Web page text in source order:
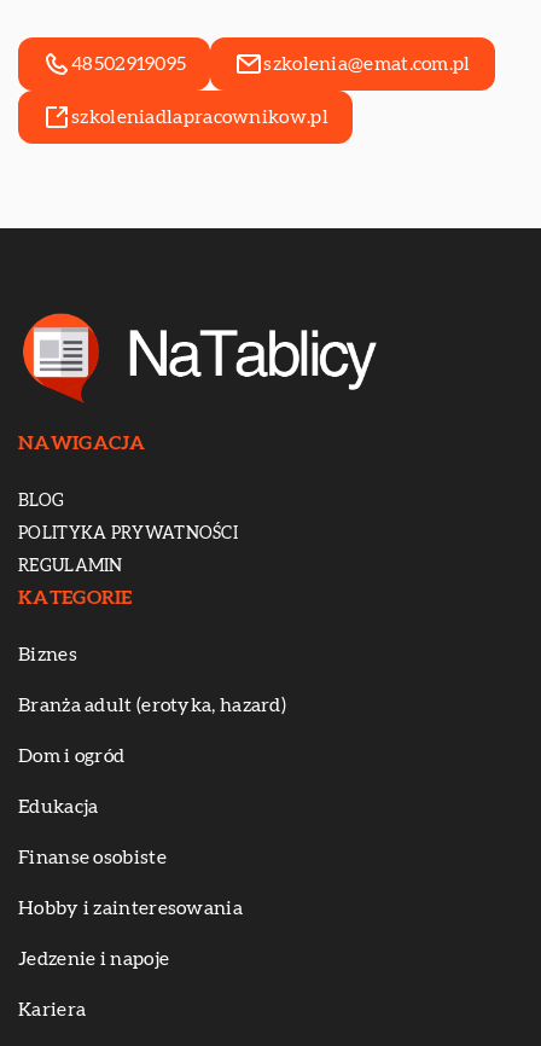
48502919095 szkolenia@emat.com.pl
szkoleniadlapracownikow.pl
NAWIGACJA
BLOG
POLITYKA PRYWATNOŚCI
REGULAMIN
KATEGORIE
Biznes
Branża adult (erotyka, hazard)
Dom i ogród
Edukacja
Finanse osobiste
Hobby i zainteresowania
Jedzenie i napoje
Kariera